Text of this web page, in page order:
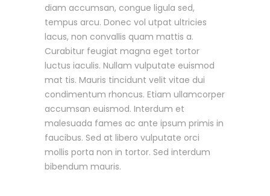
diam accumsan, congue ligula sed,
tempus arcu. Donec vol utpat ultricies
lacus, non convallis quam mattis a.
Curabitur feugiat magna eget tortor
luctus iaculis. Nullam vulputate euismod
mat tis. Mauris tincidunt velit vitae dui
condimentum rhoncus. Etiam ullamcorper
accumsan euismod. Interdum et
malesuada fames ac ante ipsum primis in
faucibus. Sed at libero vulputate orci
mollis porta non in tortor. Sed interdum
bibendum mauris.